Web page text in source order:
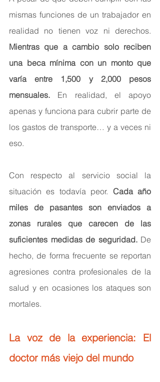
mismas funciones de un trabajador en
Mientras que a cambio solo reciben
una beca mínima con un monto que
varía entre 1,500 y 2,000 pesos
mensuales. En realidad, el apoyo
apenas y funciona para cubrir parte de
los gastos de transporte… y a veces ni
eso.
Con respecto al servicio social la
situación es todavía peor. Cada año
miles de pasantes son enviados a
zonas rurales que carecen de las
suficientes medidas de seguridad. De
hecho, de forma frecuente se reportan
agresiones contra profesionales de la
salud y en ocasiones los ataques son
mortales.
La voz de la experiencia: El
doctor más viejo del mundo